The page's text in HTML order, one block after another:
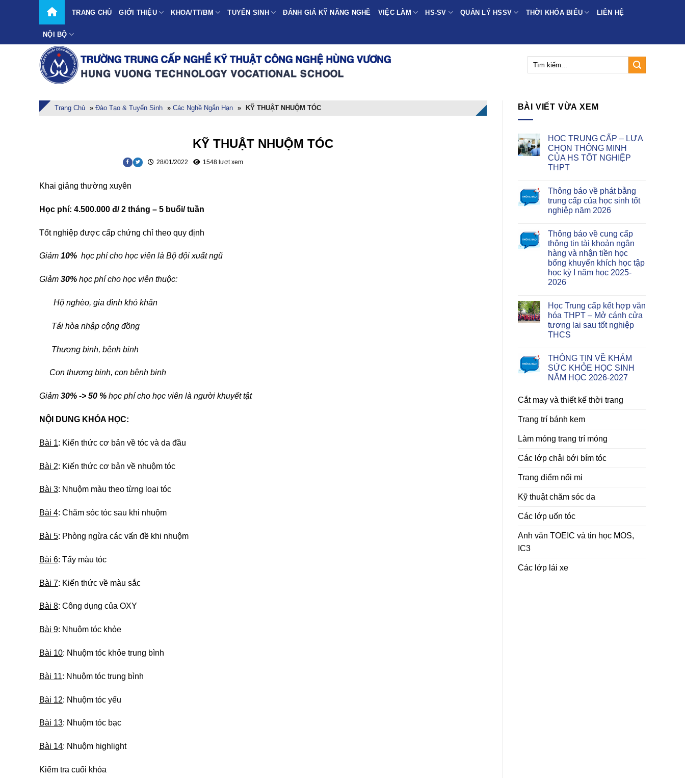
TRANG CHỦ GIỚI THIỆU KHOA/TT/BM TUYỂN SINH ĐÁNH GIÁ KỸ NĂNG NGHỀ VIỆC LÀM HS-SV QUẢN LÝ HSSV THỜI KHÓA BIỂU LIÊN HỆ
NỘI BỘ
Trang Chủ » Đào Tạo & Tuyển Sinh » Các Nghề Ngắn Hạn » KỸ THUẬT NHUỘM TÓC
KỸ THUẬT NHUỘM TÓC
28/01/2022 1548 lượt xem
Khai giảng thường xuyên
Học phí: 4.500.000 đ/ 2 tháng – 5 buổi/ tuần
Tốt nghiệp được cấp chứng chỉ theo quy định
Giảm 10% học phí cho học viên là Bộ đội xuất ngũ
Giảm 30% học phí cho học viên thuộc:
Hộ nghèo, gia đình khó khăn
Tái hòa nhập cộng đồng
Thương binh, bệnh binh
Con thương binh, con bệnh binh
Giảm 30% -> 50 % học phí cho học viên là người khuyết tật
NỘI DUNG KHÓA HỌC:
Bài 1: Kiến thức cơ bản về tóc và da đầu
Bài 2: Kiến thức cơ bản về nhuộm tóc
Bài 3: Nhuộm màu theo từng loại tóc
Bài 4: Chăm sóc tóc sau khi nhuộm
Bài 5: Phòng ngừa các vấn đề khi nhuộm
Bài 6: Tẩy màu tóc
Bài 7: Kiến thức về màu sắc
Bài 8: Công dụng của OXY
Bài 9: Nhuộm tóc khỏe
Bài 10: Nhuộm tóc khỏe trung bình
Bài 11: Nhuộm tóc trung bình
Bài 12: Nhuộm tóc yếu
Bài 13: Nhuộm tóc bạc
Bài 14: Nhuộm highlight
Kiểm tra cuối khóa
BÀI VIẾT VỪA XEM
HỌC TRUNG CẤP – LỰA
CHỌN THÔNG MINH
CỦA HS TỐT NGHIỆP
THPT
Thông báo về phát bằng
trung cấp của học sinh tốt
nghiệp năm 2026
Thông báo về cung cấp
thông tin tài khoản ngân
hàng và nhận tiền học
bổng khuyến khích học tập
học kỳ I năm học 2025-
2026
Học Trung cấp kết hợp văn
hóa THPT – Mở cánh cửa
tương lai sau tốt nghiệp
THCS
THÔNG TIN VỀ KHÁM
SỨC KHỎE HỌC SINH
NĂM HỌC 2026-2027
Cắt may và thiết kế thời trang
Trang trí bánh kem
Làm móng trang trí móng
Các lớp chải bới bím tóc
Trang điểm nối mi
Kỹ thuật chăm sóc da
Các lớp uốn tóc
Anh văn TOEIC và tin học MOS,
IC3
Các lớp lái xe